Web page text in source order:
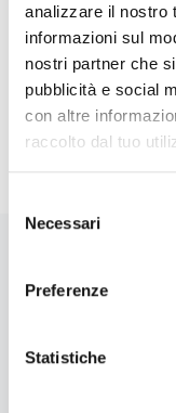
analizzare il nostro
informazioni sul
nostri partner che
pubblicità e social
con altre
raccolto dal tuo
delNecessari
Preferenze
Statistiche
L’obiettivo di
Unifiber, è
grigie”, accordo
prevede un
News